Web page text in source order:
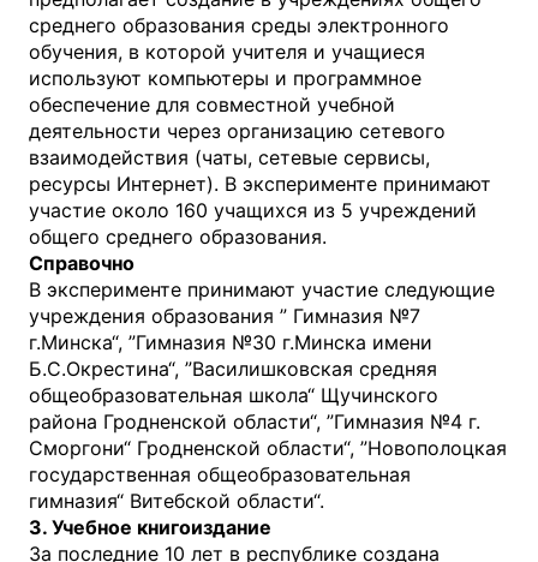
среднего образования среды электронного
обучения, в которой учителя и учащиеся
используют компьютеры и программное
обеспечение для совместной учебной
деятельности через организацию сетевого
взаимодействия (чаты, сетевые сервисы,
ресурсы Интернет). В эксперименте принимают
участие около 160 учащихся из 5 учреждений
общего среднего образования.
Справочно
В эксперименте принимают участие следующие
учреждения образования ” Гимназия №7
г.Минска“, ”Гимназия №30 г.Минска имени
Б.С.Окрестина“, ”Василишковская средняя
общеобразовательная школа“ Щучинского
района Гродненской области“, ”Гимназия №4 г.
Сморгони“ Гродненской области“, ”Новополоцкая
государственная общеобразовательная
гимназия“ Витебской области“.
3. Учебное книгоиздание
За последние 10 лет в республике создана